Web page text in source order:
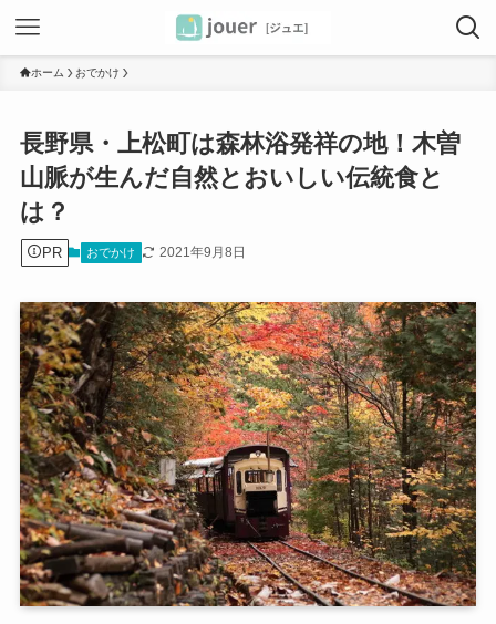
ホーム おでかけ
長野県・上松町は森林浴発祥の地！木曽
山脈が生んだ自然とおいしい伝統食と
は？
PR おでかけ 2021年9月8日